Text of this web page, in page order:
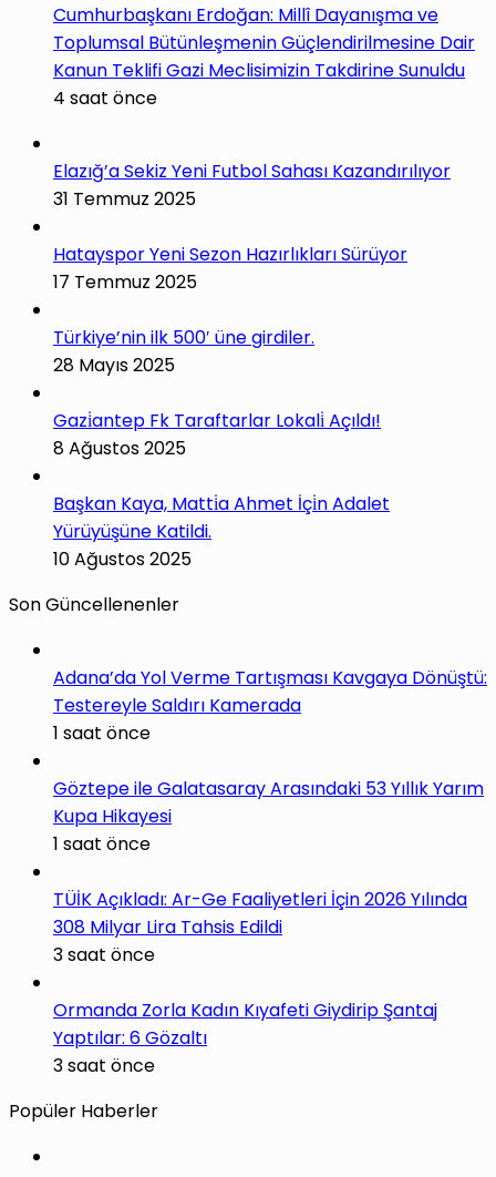
Cumhurbaşkanı Erdoğan: Millî Dayanışma ve
Toplumsal Bütünleşmenin Güçlendirilmesine Dair
Kanun Teklifi Gazi Meclisimizin Takdirine Sunuldu
4 saat önce
Elazığ’a Sekiz Yeni Futbol Sahası Kazandırılıyor
31 Temmuz 2025
Hatayspor Yeni Sezon Hazırlıkları Sürüyor
17 Temmuz 2025
Türkiye’nin ilk 500′ üne girdiler.
28 Mayıs 2025
Gazi̇antep Fk Taraftarlar Lokali̇ Açıldı!
8 Ağustos 2025
Başkan Kaya, Matti̇a Ahmet İçi̇n Adalet
Yürüyüşüne Katildi.
10 Ağustos 2025
Son Güncellenenler
Adana’da Yol Verme Tartışması Kavgaya Dönüştü:
Testereyle Saldırı Kamerada
1 saat önce
Göztepe ile Galatasaray Arasındaki 53 Yıllık Yarım
Kupa Hikayesi
1 saat önce
TÜİK Açıkladı: Ar-Ge Faaliyetleri İçin 2026 Yılında
308 Milyar Lira Tahsis Edildi
3 saat önce
Ormanda Zorla Kadın Kıyafeti Giydirip Şantaj
Yaptılar: 6 Gözaltı
3 saat önce
Popüler Haberler